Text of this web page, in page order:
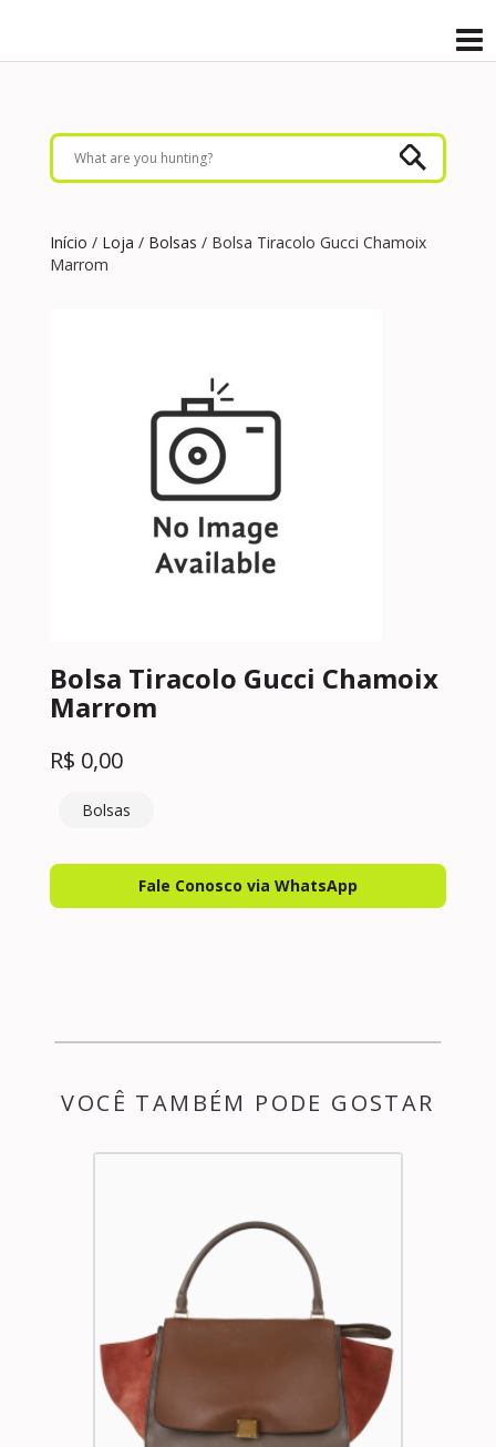
Início / Loja / Bolsas / Bolsa Tiracolo Gucci Chamoix
Marrom
Bolsa Tiracolo Gucci Chamoix
Marrom
R$ 0,00
Bolsas
Fale Conosco via WhatsApp
VOCÊ TAMBÉM PODE GOSTAR